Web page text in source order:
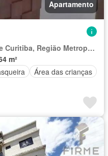
Apartamento
Região Geográfica Imediata de Curitiba, Região Metropolitana de Curitiba
m²
Área das crianças